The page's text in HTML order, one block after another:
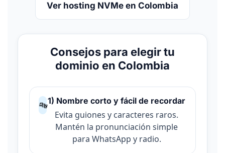
Ver hosting NVMe en Colombia
Consejos para elegir tu
dominio en Colombia
🔤1) Nombre corto y fácil de recordar
Evita guiones y caracteres raros.
Mantén la pronunciación simple
para WhatsApp y radio.